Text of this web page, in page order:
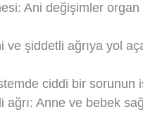
Ani değişimler organ
ve şiddetli ağrıya yol
ciddi bir sorunun
Anne ve bebek